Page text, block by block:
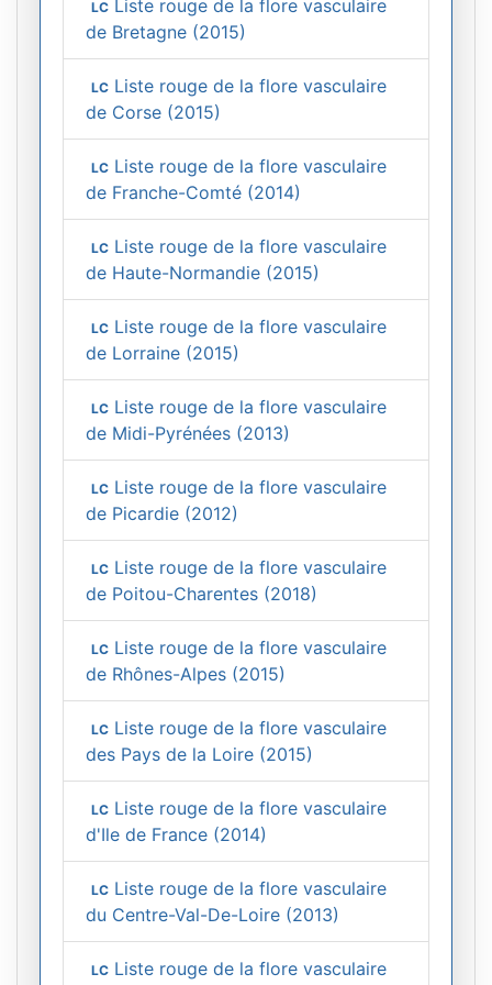
LC Liste rouge de la flore vasculaire
de Bretagne (2015)
LC Liste rouge de la flore vasculaire
de Corse (2015)
LC Liste rouge de la flore vasculaire
de Franche-Comté (2014)
LC Liste rouge de la flore vasculaire
de Haute-Normandie (2015)
LC Liste rouge de la flore vasculaire
de Lorraine (2015)
LC Liste rouge de la flore vasculaire
de Midi-Pyrénées (2013)
LC Liste rouge de la flore vasculaire
de Picardie (2012)
LC Liste rouge de la flore vasculaire
de Poitou-Charentes (2018)
LC Liste rouge de la flore vasculaire
de Rhônes-Alpes (2015)
LC Liste rouge de la flore vasculaire
des Pays de la Loire (2015)
LC Liste rouge de la flore vasculaire
d'Ile de France (2014)
LC Liste rouge de la flore vasculaire
du Centre-Val-De-Loire (2013)
LC Liste rouge de la flore vasculaire